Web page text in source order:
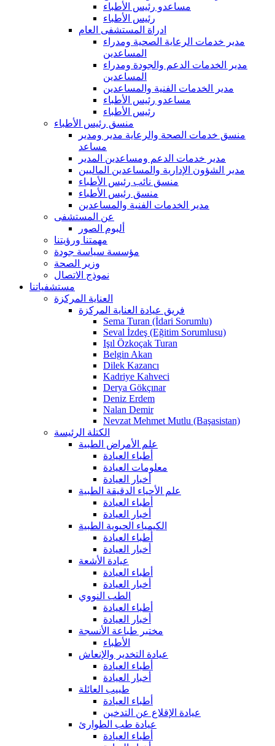
مساعدو رئيس الأطباء
رئيس الأطباء
ادراة المستشفى العام
مدير خدمات الرعاية الصحية ومدراء
المساعدين
مدير الخدمات الدعم والجودة ومدراء
المساعدين
مدير الخدمات الفنية والمساعدين
مساعدو رئيس الأطباء
رئيس الأطباء
منسق رئيس الأطباء
منسق خدمات الصحة والرعاية مدير ومدير
مساعد
مدير خدمات الدعم ومساعدين المدير
مدير الشؤون الإدارية والمساعدين الماليين
منسق نائب رئيس الأطباء
منسق رئيس الأطباء
مدير الخدمات الفنية والمساعدين
عن المستشفى
ألبوم الصور
مهمتنا ورؤيتنا
مؤسسة سياسة جودة
وزير الصحة
نموذج الاتصال
مستشفياتنا
العناية المركزة
فريق عيادة العناية المركزة
Sema Turan (İdari Sorumlu)
Seval İzdeş (Eğitim Sorumlusu)
Işıl Özkoçak Turan
Belgin Akan
Dilek Kazancı
Kadriye Kahveci
Derya Gökçınar
Deniz Erdem
Nalan Demir
Nevzat Mehmet Mutlu (Başasistan)
الكتلة الرئيسة
علم الأمراض الطبية
أطباء العيادة
معلومات العيادة
أخبار العيادة
علم الأحياء الدقيقة الطبية
أطباء العيادة
أخبار العيادة
الكيمياء الحيوية الطبية
أطباء العيادة
أخبار العيادة
عيادة الأشعة
أطباء العيادة
أخبار العيادة
الطب النووي
أطباء العيادة
أخبار العيادة
مختبر طباعة الأنسجة
الأطباء
عيادة التخدير والإنعاش
أطباء العيادة
أخبار العيادة
طبيب العائلة
أطباء العيادة
عيادة الإقلاع عن التدخين
عيادة طب الطوارئ
أطباء العيادة